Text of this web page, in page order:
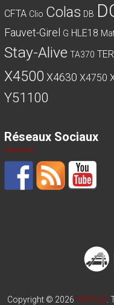
CFTA Clio Colas DB
Fauvet-Girel G HLE18
Stay-Alive TA370 TER
X4500 X4630 X4750
Y51100
Réseaux Sociaux
Copyright © 2026 HFR160 .